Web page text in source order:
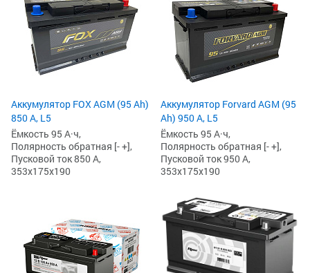
Аккумулятор FOX AGM (95 Ah)
850 А, L5
Ёмкость 95 А·ч,
Полярность обратная [- +],
Пусковой ток 850 А,
353x175x190
Аккумулятор Forvard AGM (95
Ah) 950 А, L5
Ёмкость 95 А·ч,
Полярность обратная [- +],
Пусковой ток 950 А,
353x175x190